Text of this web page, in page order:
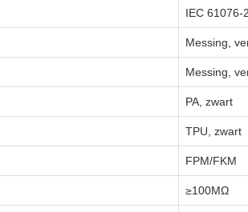
IEC 61076-
Messing,
Messing,
PA, zwart
TPU, zwart
FPM/FKM
≥100MΩ